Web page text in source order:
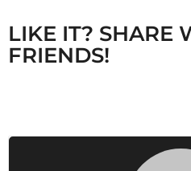
n
a
t
n
LIKE IT? SHARE
FRIENDS!